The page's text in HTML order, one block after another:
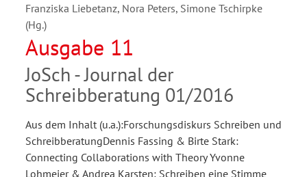
Franziska Liebetanz, Nora Peters, Simone Tschirpke
(Hg.)
Ausgabe 11
JoSch - Journal der
Schreibberatung 01/2016
Aus dem Inhalt (u.a.):Forschungsdiskurs Schreiben und
SchreibberatungDennis Fassing & Birte Stark:
Connecting Collaborations with Theory Yvonne
Lohmeier & Andrea Karsten: Schreiben eine Stimme